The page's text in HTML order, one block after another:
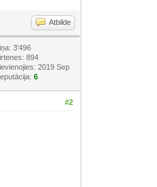
Atbilde
3'496
894
2019 Sep
6
#2